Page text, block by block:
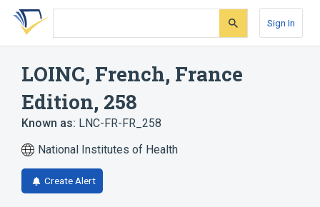
Skip
search
Skip
Skip
account
Sign In
LOINC, French, France
Edition, 258
Known as: LNC-FR-FR_258
National Institutes of Health
Create Alert